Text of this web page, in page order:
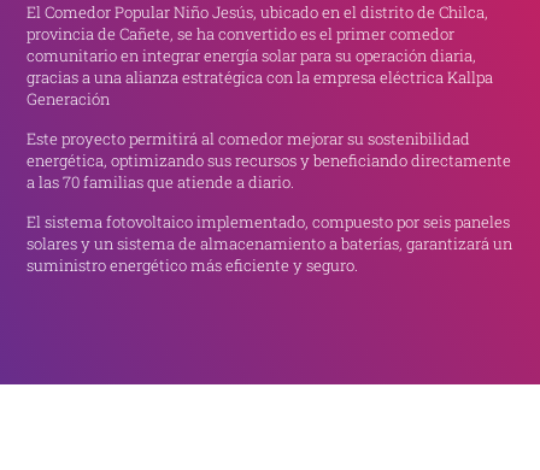
El Comedor Popular Niño Jesús, ubicado en el distrito de Chilca,
provincia de Cañete, se ha convertido es el primer comedor
comunitario en integrar energía solar para su operación diaria,
gracias a una alianza estratégica con la empresa eléctrica Kallpa
Generación
Este proyecto permitirá al comedor mejorar su sostenibilidad
energética, optimizando sus recursos y beneficiando directamente
a las 70 familias que atiende a diario.
El sistema fotovoltaico implementado, compuesto por seis paneles
solares y un sistema de almacenamiento a baterías, garantizará un
suministro energético más eficiente y seguro.